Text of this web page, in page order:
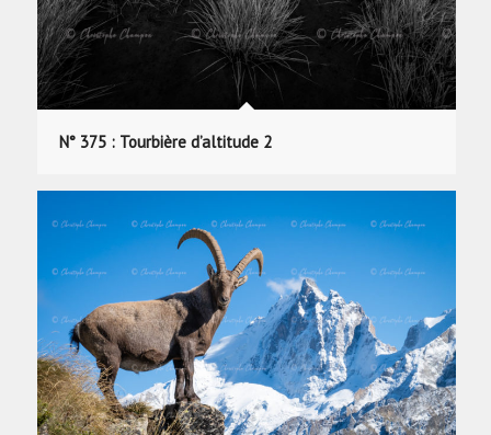
N° 375 : Tourbière d’altitude 2